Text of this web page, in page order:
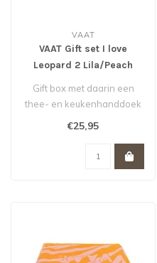
VAAT
VAAT Gift set I love
Leopard 2 Lila/Peach
Gift box met daarin een
thee- en keukenhanddoek
in leopard dessin in de
€25,95